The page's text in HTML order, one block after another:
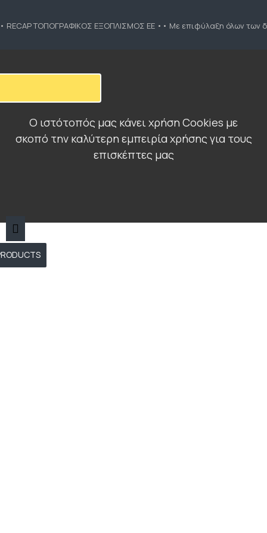
ΤΟΠΟΓΡΑΦΙΚΟΣ ΕΞΟΠΛΙΣΜΟΣ ΕΕ •• Με επιφύλαξη όλων των
Ο ιστότοπός μας κάνει χρήση Cookies με
σκοπό την καλύτερη εμπειρία χρήσης για τους
επισκέπτες μας